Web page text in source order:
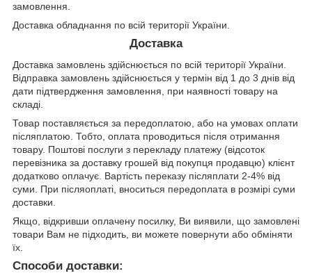
замовлення.
Доставка обладнання по всій території України.
Доставка
Доставка замовлень здійснюється по всій території України.
Відправка замовлень здійснюється у термін від 1 до 3 днів від
дати підтвердження замовлення, при наявності товару на
складі.
Товар поставляється за передоплатою, або на умовах оплати
післяплатою. Тобто, оплата проводиться після отримання
товару. Поштові послуги з перекладу платежу (відсоток
перевізника за доставку грошей від покупця продавцю) клієнт
додатково оплачує. Вартість переказу післяплати 2-4% від
суми. При післяоплаті, вноситься передоплата в розмірі суми
доставки.
Якщо, відкривши оплачену посилку, Ви виявили, що замовлені
товари Вам не підходить, ви можете повернути або обміняти
їх.
Способи доставки: